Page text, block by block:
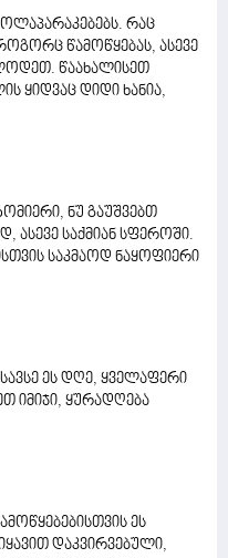
რაც
წამოწყებას, ასევე
წაახალისეთ
ყიდვაც დიდი ხანია,
ნუ გაუშვებთ
ასევე საქმიან სფეროში.
საკმაოდ ნაყოფიერი
ეს დღე, ყველაფერი
იმიჯი, ყურადღება
ეს
დაკვირვებული,